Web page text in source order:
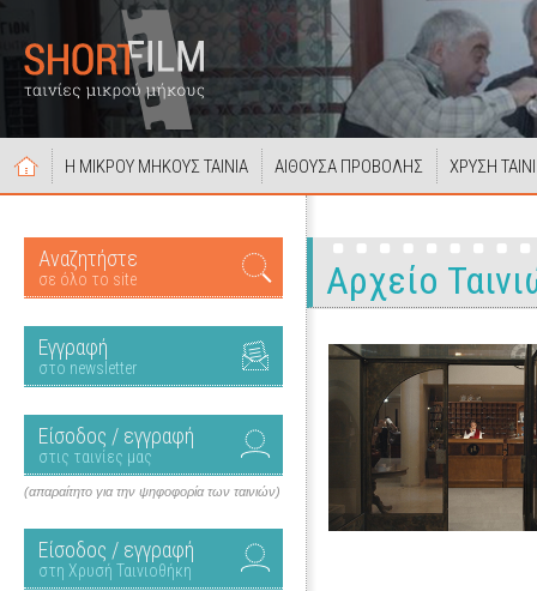
Η ΜΙΚΡΟΥ ΜΗΚΟΥΣ ΤΑΙΝΙΑ ΑΙΘΟΥΣΑ ΠΡΟΒΟΛΗΣ ΧΡΥΣΗ
Αναζητήστε
σε όλο το site
Εγγραφή
στο newsletter
Είσοδος / εγγραφή
στις ταινίες μας
(απαραίτητο για την ψηφοφορία των ταινιών)
Είσοδος / εγγραφή
στη Χρυσή Ταινιοθήκη
Αρχείο